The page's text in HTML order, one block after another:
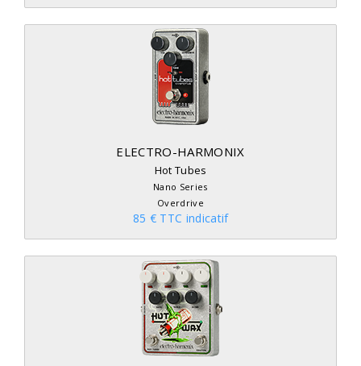
ELECTRO-HARMONIX
Hot Tubes
Nano Series
Overdrive
85 € TTC indicatif